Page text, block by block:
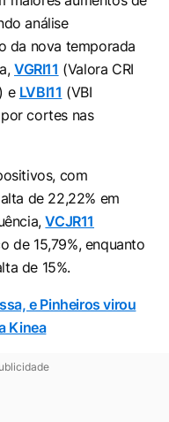
análise
da nova temporada
VGRI11 (Valora CRI
e LVBI11 (VBI
cortes nas
com
de 22,22% em
VCJR11
de 15,79%, enquanto
de 15%.
e Pinheiros virou
Kinea